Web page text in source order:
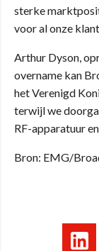
sterke
voor al onze
Arthur Dyson,
overname kan
het Verenigd
terwijl we
RF-apparatuur
Bron: EMG/